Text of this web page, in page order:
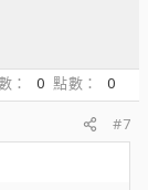
0 點數
0
#7